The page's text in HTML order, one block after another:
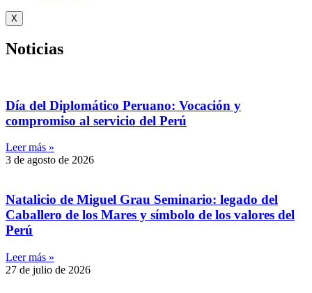
X
Noticias
Día del Diplomático Peruano: Vocación y
compromiso al servicio del Perú
Leer más »
3 de agosto de 2026
Natalicio de Miguel Grau Seminario: legado del
Caballero de los Mares y símbolo de los valores del
Perú
Leer más »
27 de julio de 2026